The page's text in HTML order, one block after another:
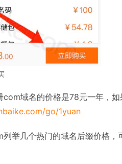
域名的价格是78元一年，
go/1yuan
举几个热门的域名后缀价格，